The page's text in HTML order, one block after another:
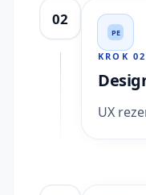
02
PE
KROK 02
UX